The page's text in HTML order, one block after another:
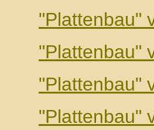
"Plattenbau"
"Plattenbau"
"Plattenbau"
"Plattenbau"